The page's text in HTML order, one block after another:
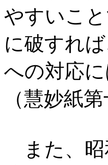
やすいこ
に破すれ
への対応
（慧妙紙
また、昭